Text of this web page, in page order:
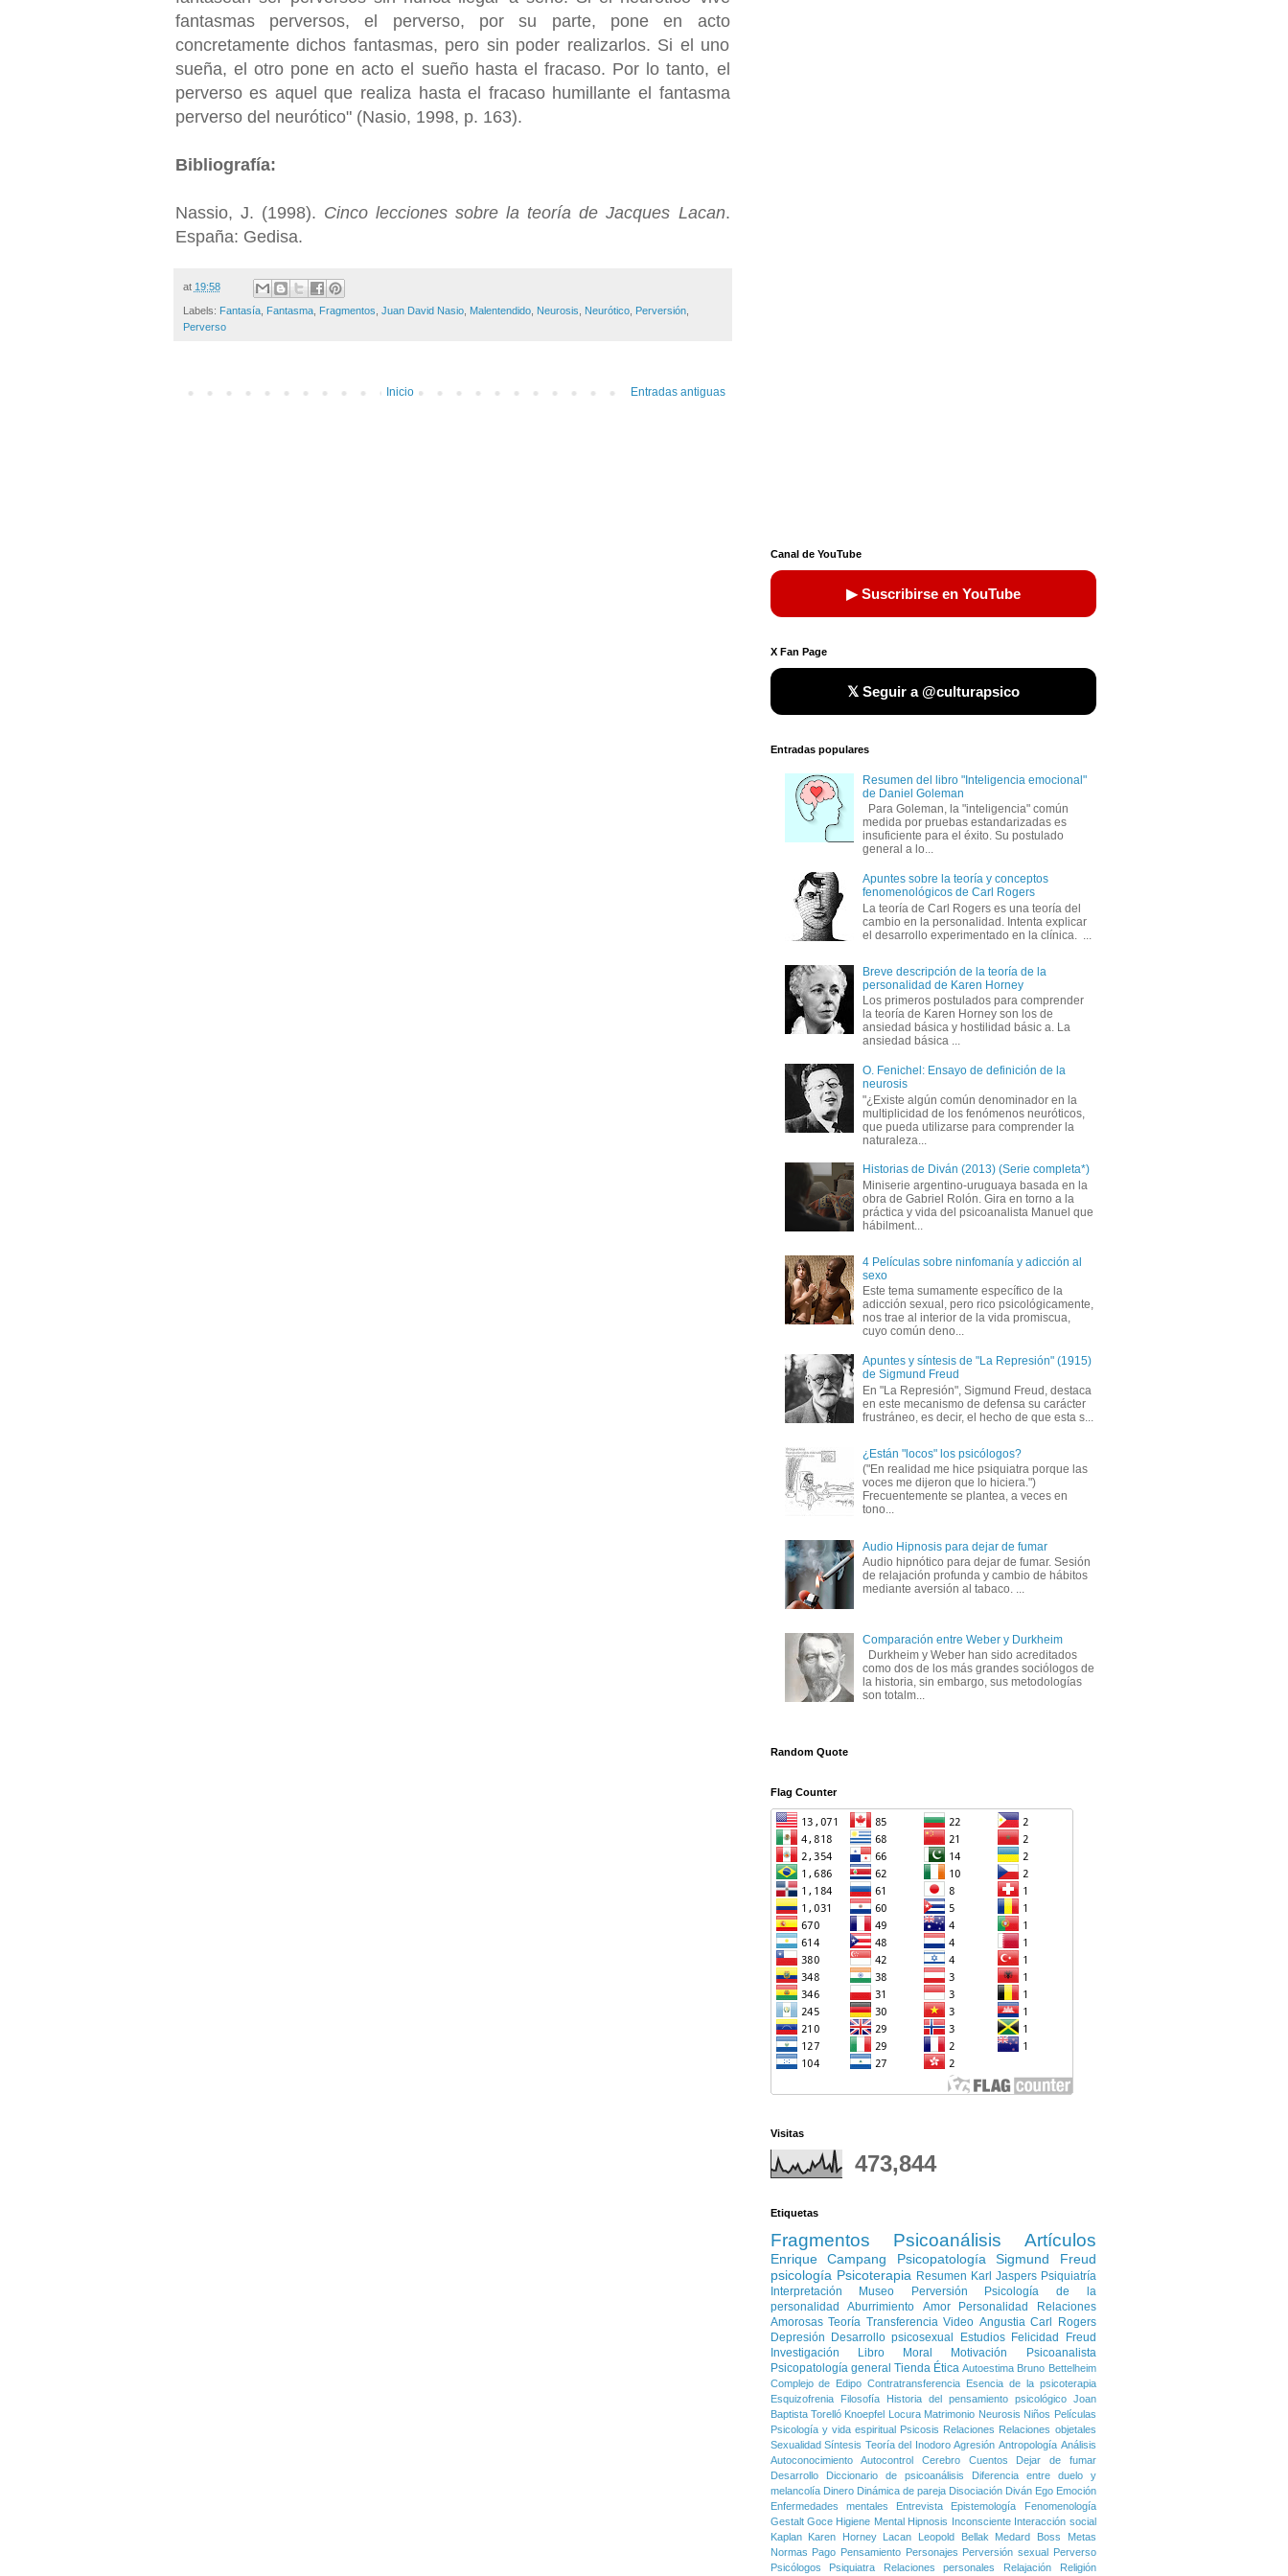
fantasmas perversos, el perverso, por su parte, pone en acto
concretamente dichos fantasmas, pero sin poder realizarlos. Si el uno
sueña, el otro pone en acto el sueño hasta el fracaso. Por lo tanto, el
perverso es aquel que realiza hasta el fracaso humillante el fantasma
perverso del neurótico" (Nasio, 1998, p. 163).
Bibliografía:
Nassio, J. (1998). Cinco lecciones sobre la teoría de Jacques Lacan.
España: Gedisa.
at 19:58
Labels: Fantasía, Fantasma, Fragmentos Juan David Nasio, Malentendido, Neurosis Neurótico, Perversión,
Perverso
Entradas antiguas
Inicio
Canal de YouTube
▶ Suscribirse en YouTube
X Fan Page
𝕏 Seguir a @culturapsico
Entradas populares
Resumen del libro "Inteligencia emocional"
de Daniel Goleman
Para Goleman, la "inteligencia" común
medida por pruebas estandarizadas es
insuficiente para el éxito. Su postulado
general a lo...
Apuntes sobre la teoría y conceptos
fenomenológicos de Carl Rogers
La teoría de Carl Rogers es una teoría del
cambio en la personalidad. Intenta explicar
el desarrollo experimentado en la clínica. ...
Breve descripción de la teoría de la
personalidad de Karen Horney
Los primeros postulados para comprender
la teoría de Karen Horney son los de
ansiedad básica y hostilidad básic a. La
ansiedad básica ...
O. Fenichel: Ensayo de definición de la
neurosis
"¿Existe algún común denominador en la
multiplicidad de los fenómenos neuróticos,
que pueda utilizarse para comprender la
naturaleza...
Historias de Diván (2013) (Serie completa*)
Miniserie argentino-uruguaya basada en la
obra de Gabriel Rolón. Gira en torno a la
práctica y vida del psicoanalista Manuel que
hábilment...
4 Películas sobre ninfomanía y adicción al
sexo
Este tema sumamente específico de la
adicción sexual, pero rico psicológicamente,
nos trae al interior de la vida promiscua,
cuyo común deno...
Apuntes y síntesis de "La Represión" (1915)
de Sigmund Freud
En "La Represión", Sigmund Freud, destaca
en este mecanismo de defensa su carácter
frustráneo, es decir, el hecho de que esta s...
¿Están "locos" los psicólogos?
("En realidad me hice psiquiatra porque las
voces me dijeron que lo hiciera.")
Frecuentemente se plantea, a veces en
tono...
Audio Hipnosis para dejar de fumar
Audio hipnótico para dejar de fumar. Sesión
de relajación profunda y cambio de hábitos
mediante aversión al tabaco. ...
Comparación entre Weber y Durkheim
Durkheim y Weber han sido acreditados
como dos de los más grandes sociólogos de
la historia, sin embargo, sus metodologías
son totalm...
Random Quote
Flag Counter
Visitas
473,844
Etiquetas
Fragmentos Psicoanálisis Artículos
Enrique Campang Psicopatología
Sigmund Freud
psicología Psicoterapia Resumen Karl Jaspers Psiquiatría
Interpretación
Museo Perversión
Psicología de la
personalidad
Aburrimiento Amor Personalidad
Relaciones
Amorosas Teoría Transferencia Video Angustia Carl Rogers
Depresión
Desarrollo psicosexual Estudios Felicidad
Freud
Investigación
Libro Moral Motivación
Psicoanalista
Psicopatología general Tienda Ética Autoestima Bruno Bettelheim
Complejo de Edipo Contratransferencia Esencia de la psicoterapia
Esquizofrenia
Filosofía Historia del pensamiento psicológico
Joan
Baptista Torelló Knoepfel Locura Matrimonio Neurosis Niños Películas
Psicología y vida espiritual Psicosis Relaciones Relaciones objetales
Sexualidad Síntesis Teoría del Inodoro Agresión Antropología Análisis
Autoconocimiento
Autocontrol Cerebro Cuentos
Dejar de fumar
Desarrollo
Diccionario de psicoanálisis
Diferencia entre duelo y
melancolía Dinero Dinámica de pareja Disociación Diván Ego Emoción
Enfermedades mentales
Entrevista Epistemología
Fenomenología
Gestalt Goce Higiene Mental Hipnosis Inconsciente Interacción social
Kaplan
Karen Horney Lacan Leopold Bellak Medard Boss
Metas
Normas Pago Pensamiento Personajes Perversión sexual Perverso
Psicólogos
Psiquiatra Relaciones personales Relajación Religión